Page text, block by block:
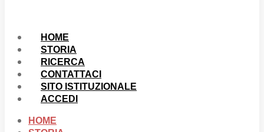
HOME
STORIA
RICERCA
CONTATTACI
SITO ISTITUZIONALE
ACCEDI
HOME